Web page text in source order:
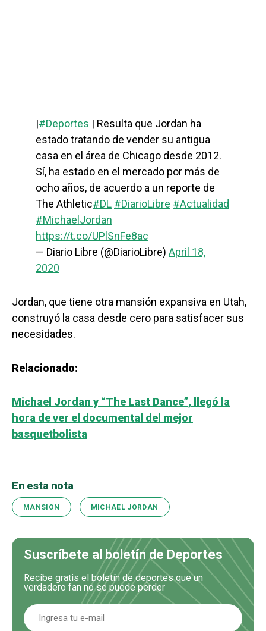
|#Deportes | Resulta que Jordan ha
estado tratando de vender su antigua
casa en el área de Chicago desde 2012.
Sí, ha estado en el mercado por más de
ocho años, de acuerdo a un reporte de
The Athletic#DL #DiarioLibre #Actualidad
#MichaelJordan
https://t.co/UPlSnFe8ac
— Diario Libre (@DiarioLibre) April 18,
2020
Jordan, que tiene otra mansión expansiva en Utah,
construyó la casa desde cero para satisfacer sus
necesidades.
Relacionado:
Michael Jordan y “The Last Dance”, llegó la
hora de ver el documental del mejor
basquetbolista
En esta nota
MANSION MICHAEL JORDAN
Suscríbete al boletín de Deportes
Recibe gratis el boletín de deportes que un
verdadero fan no se puede perder